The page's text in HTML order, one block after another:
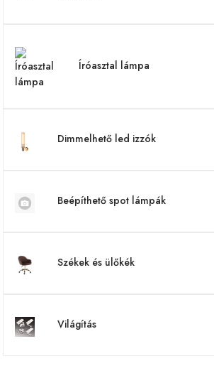
Íróasztal lámpa
Dimmelhető led izzók
Beépíthető spot lámpák
Székek és ülőkék
Világítás